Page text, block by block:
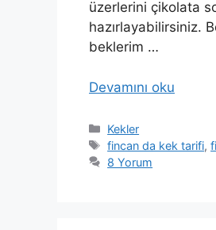
üzerlerini çikolata
hazırlayabilirsiniz.
beklerim …
Devamını oku
Kategoriler
Kekler
Etiketler
fincan da kek tarifi,
8 Yorum